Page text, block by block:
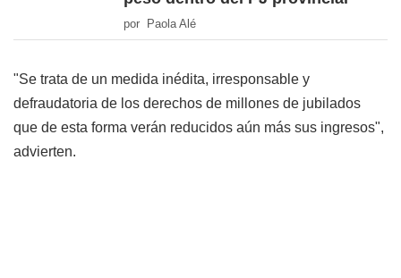
por Paola Alé
"Se trata de un medida inédita, irresponsable y
defraudatoria de los derechos de millones de jubilados
que de esta forma verán reducidos aún más sus ingresos",
advierten.